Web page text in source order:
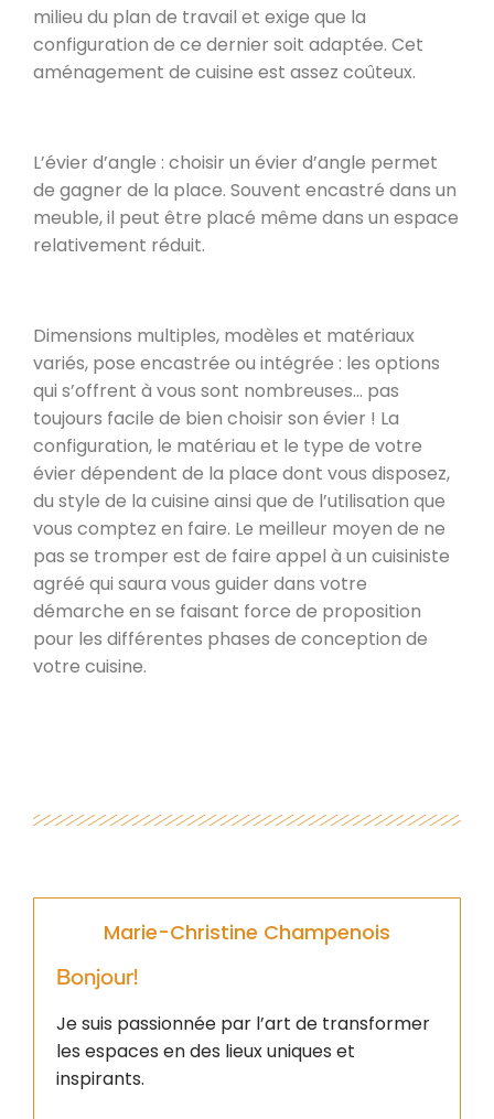
milieu du plan de travail et exige que la
configuration de ce dernier soit adaptée. Cet
aménagement de cuisine est assez coûteux.
L’évier d’angle : choisir un évier d’angle permet
de gagner de la place. Souvent encastré dans un
meuble, il peut être placé même dans un espace
relativement réduit.
Dimensions multiples, modèles et matériaux
variés, pose encastrée ou intégrée : les options
qui s’offrent à vous sont nombreuses… pas
toujours facile de bien choisir son évier ! La
configuration, le matériau et le type de votre
évier dépendent de la place dont vous disposez,
du style de la cuisine ainsi que de l’utilisation que
vous comptez en faire. Le meilleur moyen de ne
pas se tromper est de faire appel à un cuisiniste
agréé qui saura vous guider dans votre
démarche en se faisant force de proposition
pour les différentes phases de conception de
votre cuisine.
Marie-Christine Champenois
Bonjour!
Je suis passionnée par l’art de transformer
les espaces en des lieux uniques et
inspirants.